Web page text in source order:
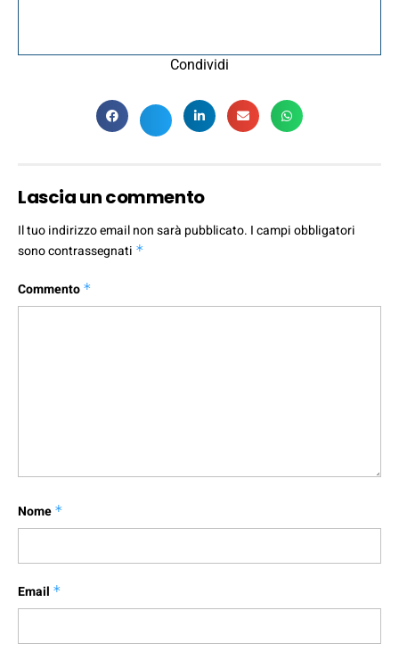
Condividi
Lascia un commento
Il tuo indirizzo email non sarà pubblicato. I campi obbligatori
sono contrassegnati *
Commento *
Nome *
Email *